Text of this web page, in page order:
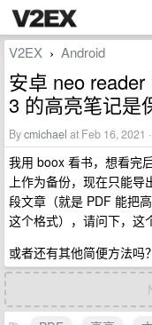
V2EX › Android
安卓 neo
3 的高亮笔记是
Bycmichael at Feb 16, 2021
我用 boox 看书，想看完
上作为备份，现在只能
段文章（就是 PDF 能把
这个格式），请问下，这
或者还有其他简便方法吗？